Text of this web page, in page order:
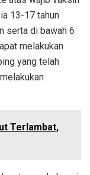
13-17 tahun
serta di bawah 6
melakukan
yang telah
Terlambat,